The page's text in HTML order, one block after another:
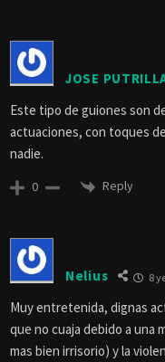
JOSE
Este tipo de guiones son
actuaciones, con toques
nadie.
0 Reply
Nelius 8
Muy entretenida, dignas
que no cuaja debido a una
mas bien irrisorio) y la